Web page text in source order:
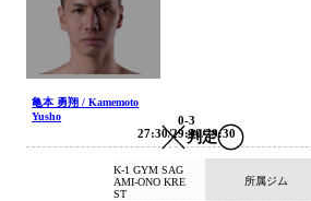
亀本 勇翔 / Kamemoto
Yusho
判定
0-3
27:30/29:30/29:30
所属ジム
K-1 GYM SAG
AMI-ONO KRE
ST